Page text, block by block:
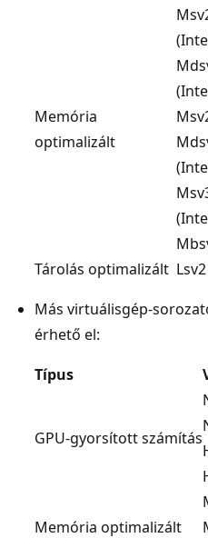
Memória
optimalizált
Tárolás optimalizált
Más virtuálisgép-
érhető el:
Típus
GPU-gyorsított számítás
Memória optimalizált